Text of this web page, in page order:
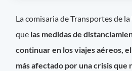
La comisaria de Transportes de
que las medidas de
continuar en los viajes aéreos,
más afectado por una crisis que